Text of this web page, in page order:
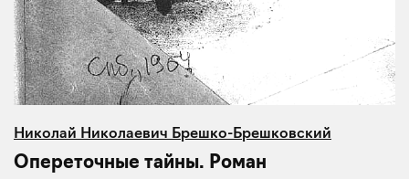
Николай Николаевич Брешко-Брешковский
Опереточные тайны. Роман